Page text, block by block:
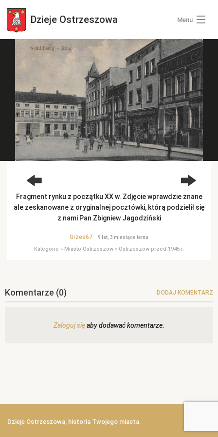
Dzieje Ostrzeszowa Menu
Wszystkie zdjęcia
Kategorie zdjęć
Zaloguj się
+ Dodaj zdjęcia
Fragment rynku z początku XX w. Zdjęcie wprawdzie znane
ale zeskanowane z oryginalnej pocztówki, którą podzielił się
z nami Pan Zbigniew Jagodziński
Grzes67 9 lat, 3 miesiące temu
Kategorie » Miasto Ostrzeszów » Ostrzeszów przed 1945 r.
Komentarze (0) DODAJ KOMENTARZ
Zaloguj sięaby dodawać komentarze.
Dzieje Ostrzeszowa, historia Twojego miasta.